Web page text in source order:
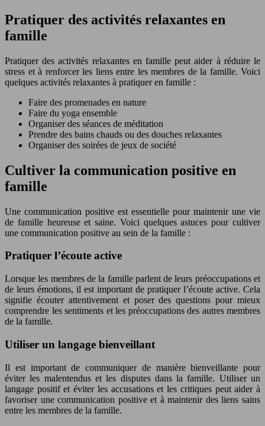
Pratiquer des activités relaxantes en
famille
Pratiquer des activités relaxantes en famille peut aider à réduire le
stress et à renforcer les liens entre les membres de la famille. Voici
quelques activités relaxantes à pratiquer en famille :
Faire des promenades en nature
Faire du yoga ensemble
Organiser des séances de méditation
Prendre des bains chauds ou des douches relaxantes
Organiser des soirées de jeux de société
Cultiver la communication positive en
famille
Une communication positive est essentielle pour maintenir une vie
de famille heureuse et saine. Voici quelques astuces pour cultiver
une communication positive au sein de la famille :
Pratiquer l’écoute active
Lorsque les membres de la famille parlent de leurs préoccupations et
de leurs émotions, il est important de pratiquer l’écoute active. Cela
signifie écouter attentivement et poser des questions pour mieux
comprendre les sentiments et les préoccupations des autres membres
de la famille.
Utiliser un langage bienveillant
Il est important de communiquer de manière bienveillante pour
éviter les malentendus et les disputes dans la famille. Utiliser un
langage positif et éviter les accusations et les critiques peut aider à
favoriser une communication positive et à maintenir des liens sains
entre les membres de la famille.